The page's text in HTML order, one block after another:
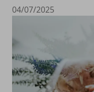
04/07/2025